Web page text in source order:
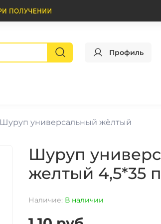
Профиль
Шуруп универсальный жёлтый
Наличие: В наличии
Шуруп
желтый 4,5*35